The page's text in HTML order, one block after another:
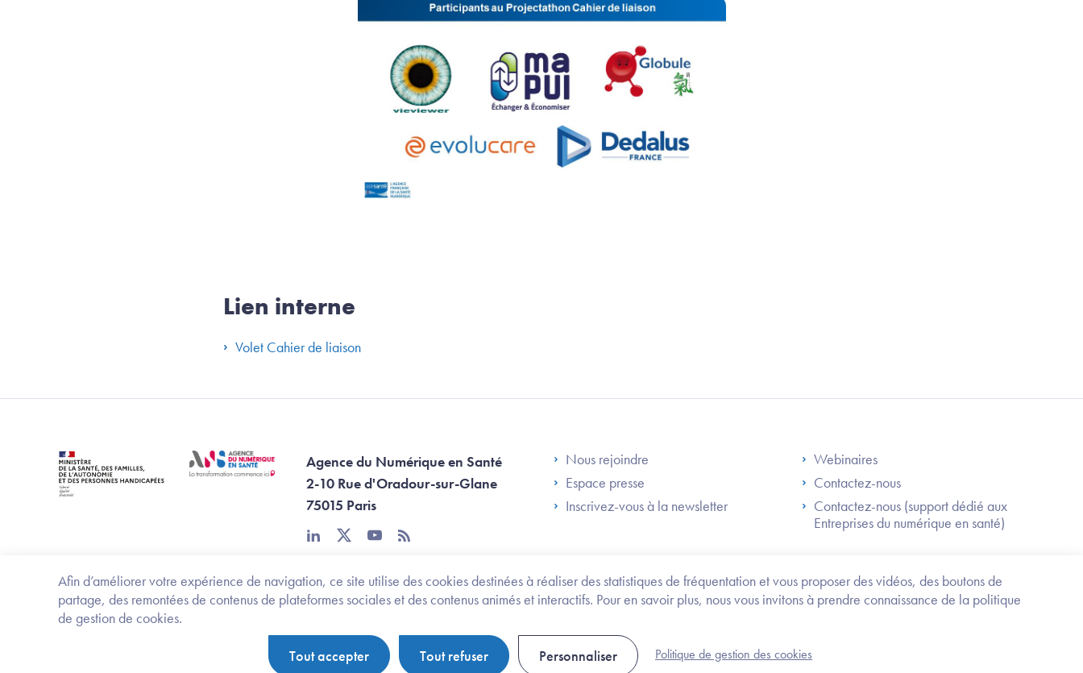
Afin d’améliorer votre expérience de navigation, ce site utilise des cookies destinées à réaliser des statistiques de fréquentation et vous proposer des vidéos, des boutons de
partage, des remontées de contenus de plateformes sociales et des contenus animés et interactifs. Pour en savoir plus, nous vous invitons à prendre connaissance de la politique
de gestion de cookies.
Tout accepter Tout refuser Personnaliser Politique de gestion des cookies
Trouvez
Lien interne
Volet Cahier de liaison
Agence du Numérique en Santé
2-10 Rue d'Oradour-sur-Glane
75015 Paris
linkedintwitteryoutube
rss
Footer Left ANS
Nous rejoindre
Espace presse
Inscrivez-vous à la newsletter
Footer Right ANS
Webinaires
Contactez-nous
Contactez-nous (support dédié aux
Entreprises du numérique en santé)
Footer Bottom ANS
Ministère de la santé, des familles, de l'autonomie et des personnes handicapées Legifrance.gouv.fr
Politique de protection des données personnelles
Politique de gestion de cookies Gestion des cookies Plan du site Accessibilité : partiellement conforme